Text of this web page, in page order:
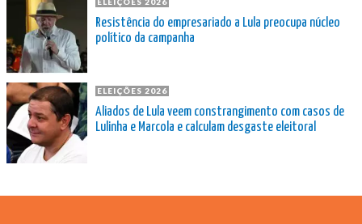
Resistência do empresariado a Lula preocupa núcleo
político da campanha
ELEIÇÕES 2026
Aliados de Lula veem constrangimento com casos de
Lulinha e Marcola e calculam desgaste eleitoral